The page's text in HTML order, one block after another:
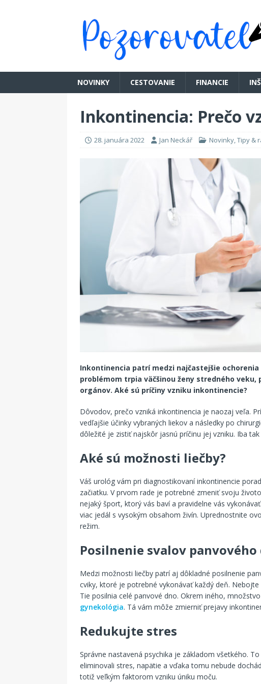
NOVINKY CESTOVANIE FINANCIE
Inkontinencia: Prečo
28. januára 2022 Jan Neckář Novinky,Tipy &
Inkontinencia patrí medzi najčastejšie
problémom trpia väčšinou ženy stredného
orgánov. Aké sú príčiny vzniku inkontinencie?
Dôvodov, prečo vzniká inkontinencia je naozaj veľa.
vedľajšie účinky vybraných liekov a následky po
dôležité je zistiť najskôr jasnú príčinu jej vzniku. Iba
Aké sú možnosti liečby?
Váš urológ vám pri diagnostikovaní inkontinencie
začiatku. V prvom rade je potrebné zmeniť svoju
nejaký šport, ktorý vás baví a pravidelne vás
viac jedál s vysokým obsahom živín. Uprednostnite
režim.
Posilnenie svalov panvového
Medzi možnosti liečby patrí aj dôkladné posilnenie
cviky, ktoré je potrebné vykonávať každý deň.
Tie posilnia celé panvové dno. Okrem iného,
gynekológia. Tá vám môže zmierniť prejavy
Redukujte stres
Správne nastavená psychika je základom všetkého.
eliminovali stres, napätie a vďaka tomu nebude
totiž veľkým faktorom vzniku úniku moču.